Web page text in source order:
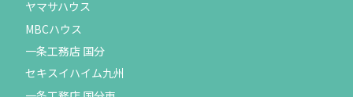
ヤマサハウス
MBCハウス
一条工務店 国分
セキスイハイム九州